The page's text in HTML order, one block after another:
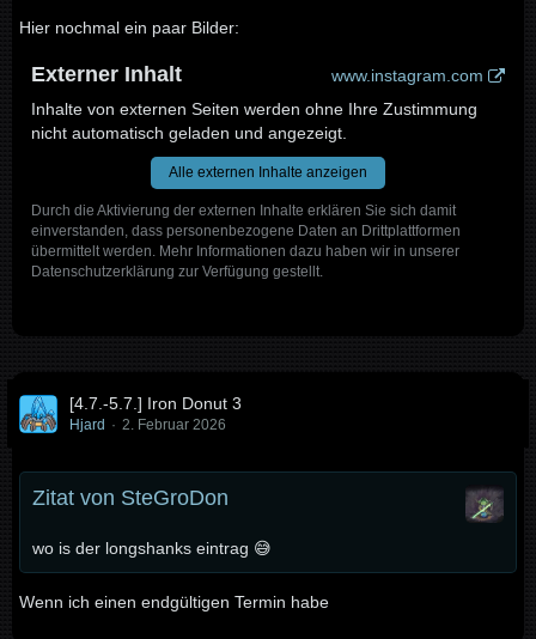
Hier nochmal ein paar Bilder:
Externer Inhalt
www.instagram.com
Inhalte von externen Seiten werden ohne Ihre Zustimmung
nicht automatisch geladen und angezeigt.
Alle externen Inhalte anzeigen
Durch die Aktivierung der externen Inhalte erklären Sie sich damit
einverstanden, dass personenbezogene Daten an Drittplattformen
übermittelt werden. Mehr Informationen dazu haben wir in unserer
Datenschutzerklärung zur Verfügung gestellt.
[4.7.-5.7.] Iron Donut 3
Hjard 2. Februar 2026
Zitat von SteGroDon
wo is der longshanks eintrag 😅
Wenn ich einen endgültigen Termin habe